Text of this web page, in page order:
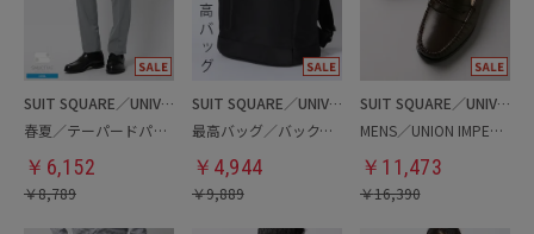
SUIT SQUARE／UNIVERSAL LANGUAGE
春夏／テーパードパンツ
￥ 6,152
￥8,789
SUIT SQUARE／UNIVERSAL LANGUAGE
最高バッグ／バックパック
￥ 4,944
￥9,889
SUIT SQUARE／UNIVERSAL LANGUAGE
MENS／UNION IMPERIAL監修／コインローファー
￥ 11,473
￥16,390